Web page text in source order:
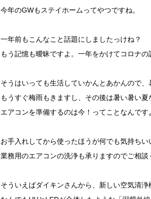
今年のGWもステイホームってやつですね。
一年前もこんなこと話題にしましたっけね？
もう記憶も曖昧ですよ。一年をかけてコロナの
そうはいっても生活していかんとあかんので
もうすぐ梅雨もきますし、その後は暑い暑い夏
エアコンを準備するのは今！ってことなんです
お手入れしてから使ったほうが何でも気持ちい
業務用のエアコンの洗浄も承りますのでご相談
そういえばダイキンさんから、新しい空気清浄